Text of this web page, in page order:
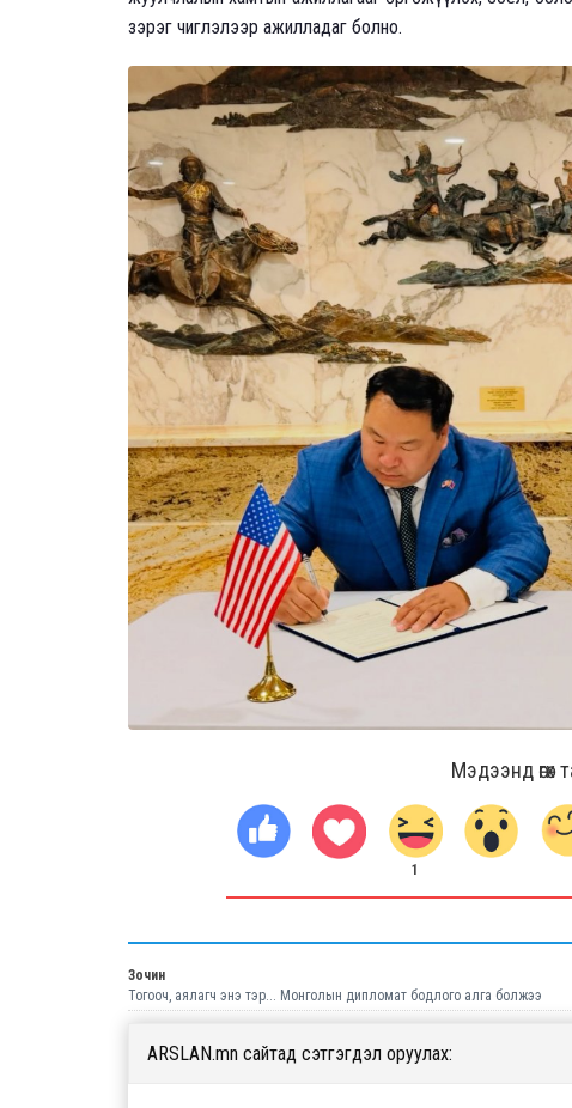
зэрэг чиглэлээр ажилладаг болно.
Мэдээнд өгөх
1
Зочин
Тогооч, аялагч энэ тэр... Монголын дипломат бодлого алга болжээ
ARSLAN.mn сайтад сэтгэгдэл оруулах: